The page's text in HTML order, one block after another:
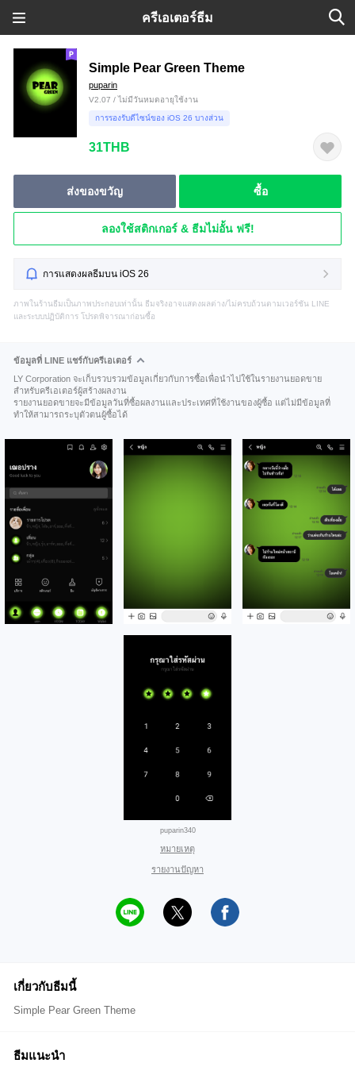
ครีเอเตอร์ธีม
Simple Pear Green Theme
puparin
V2.07 / ไม่มีวันหมดอายุใช้งาน
การรองรับดีไซน์ของ iOS 26 บางส่วน
31THB
ส่งของขวัญ ซื้อ
ลองใช้สติกเกอร์ & ธีมไม่อั้น ฟรี!
การแสดงผลธีมบน iOS 26
ภาพในร้านธีมเป็นภาพประกอบเท่านั้น ธีมจริงอาจแสดงผลต่าง/ไม่ครบถ้วนตามเวอร์ชัน LINE
และระบบปฏิบัติการ โปรดพิจารณาก่อนซื้อ
ข้อมูลที่ LINE แชร์กับครีเอเตอร์
LY Corporation จะเก็บรวบรวมข้อมูลเกี่ยวกับการซื้อเพื่อนำไปใช้ในรายงานยอดขาย
สำหรับครีเอเตอร์ผู้สร้างผลงาน
รายงานยอดขายจะมีข้อมูลวันที่ซื้อผลงานและประเทศที่ใช้งานของผู้ซื้อ แต่ไม่มีข้อมูลที่
ทำให้สามารถระบุตัวตนผู้ซื้อได้
puparin340
หมายเหตุ
รายงานปัญหา
เกี่ยวกับธีมนี้
Simple Pear Green Theme
ธีมแนะนำ